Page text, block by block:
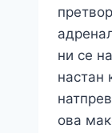
ни се
настан
ова